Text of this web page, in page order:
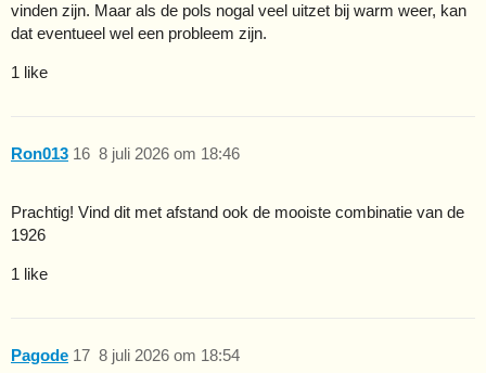
vinden zijn. Maar als de pols nogal veel uitzet bij warm weer, kan
dat eventueel wel een probleem zijn.
1 like
Ron013 8 juli 2026 om 18:46
16
Prachtig! Vind dit met afstand ook de mooiste combinatie van de
1926
1 like
Pagode 8 juli 2026 om 18:54
17